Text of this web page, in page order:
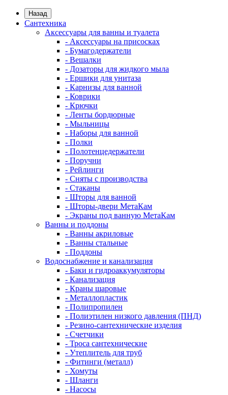
Назад
Сантехника
Аксессуары для ванны и туалета
- Аксессуары на присосках
- Бумагодержатели
- Вешалки
- Дозаторы для жидкого мыла
- Ершики для унитаза
- Карнизы для ванной
- Коврики
- Крючки
- Ленты бордюрные
- Мыльницы
- Наборы для ванной
- Полки
- Полотенцедержатели
- Поручни
- Рейлинги
- Сняты с производства
- Стаканы
- Шторы для ванной
- Шторы-двери МетаКам
- Экраны под ванную МетаКам
Ванны и поддоны
- Ванны акриловые
- Ванны стальные
- Поддоны
Водоснабжение и канализация
- Баки и гидроаккумуляторы
- Канализация
- Краны шаровые
- Металлопластик
- Полипропилен
- Полиэтилен низкого давления (ПНД)
- Резино-сантехнические изделия
- Счетчики
- Троса сантехнические
- Утеплитель для труб
- Фитинги (металл)
- Хомуты
- Шланги
- Насосы